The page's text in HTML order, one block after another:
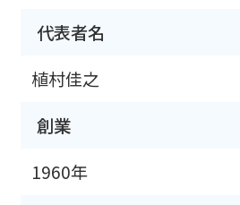
代表者名
植村佳之
創業
1960年